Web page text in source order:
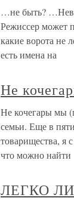
…не быть?
Режиссер может
какие ворота не
есть имена на
Не
Не кочегары мы
семьи. Еще в
товарищества, я
что можно найти
ЛЕГКО